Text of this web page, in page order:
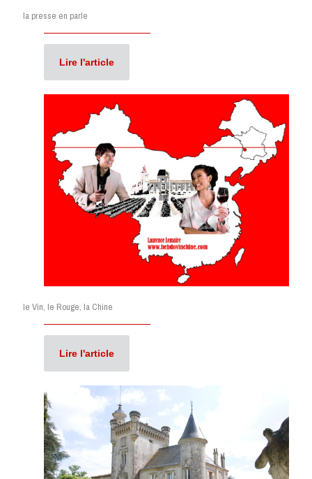
la presse en parle
Lire l'article
le Vin, le Rouge, la Chine
Lire l'article